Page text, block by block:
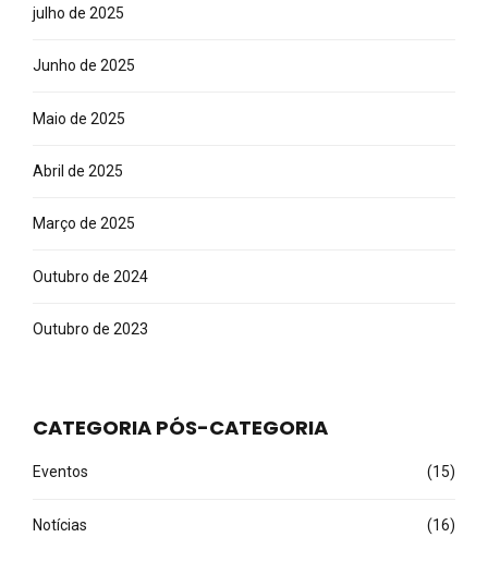
julho de 2025
Junho de 2025
Maio de 2025
Abril de 2025
Março de 2025
Outubro de 2024
Outubro de 2023
CATEGORIA PÓS-CATEGORIA
Eventos (15)
Notícias (16)